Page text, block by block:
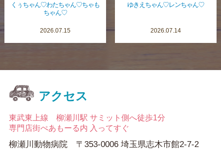
くぅちゃん♡わたちゃん♡ちゃも
ちゃん♡
2026.07.15
ゆきえちゃん♡レンちゃん♡
2026.07.14
アクセス
東武東上線 柳瀬川駅 サミット側へ徒歩1分
専門店街ぺあもーる内 入ってすぐ
柳瀬川動物病院 〒353-0006 埼玉県志木市館2-7-2